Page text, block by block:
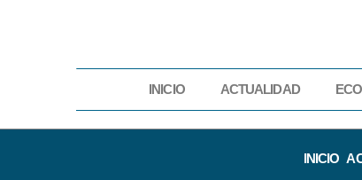
INICIO ACTUALIDAD
INICIO